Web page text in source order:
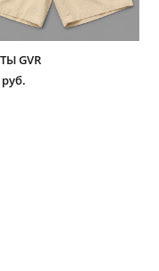
GVR
pуб.